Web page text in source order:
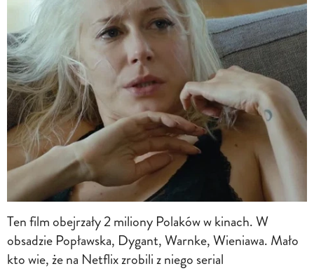
Ten film obejrzały 2 miliony Polaków w kinach. W
obsadzie Popławska, Dygant, Warnke, Wieniawa. Mało
kto wie, że na Netflix zrobili z niego serial